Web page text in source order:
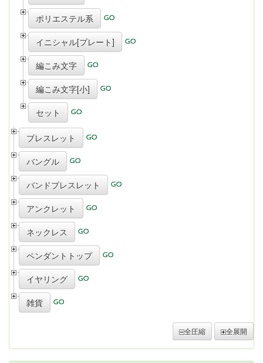
ポリエステル系
イニシャル[プレート]
編こみ文字
編こみ文字[小]
セット
ブレスレット
バングル
バンドブレスレット
アンクレット
ネックレス
ペンダントトップ
イヤリング
雑貨
全圧縮 全展開